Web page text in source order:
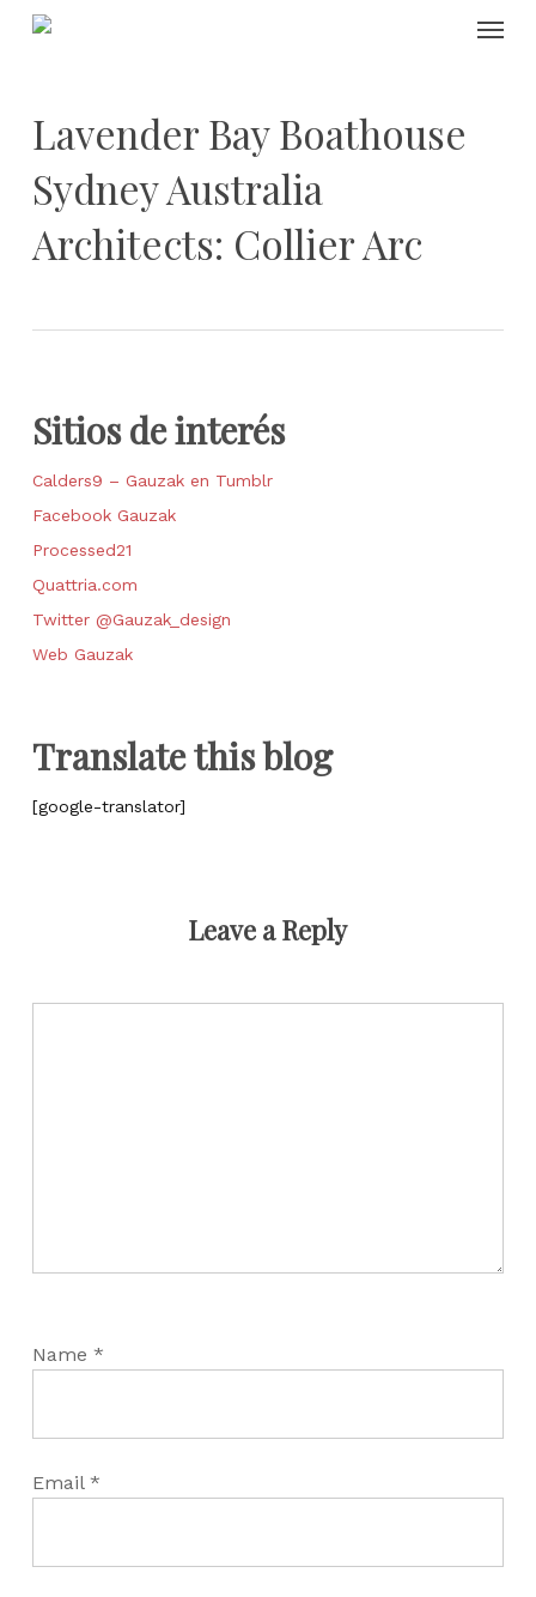
Skip
Lavender Bay Boathouse
Sydney Australia
Architects: Collier Arc
Sitios de interés
Calders9 – Gauzak en Tumblr
Facebook Gauzak
Processed21
Quattria.com
Twitter @Gauzak_design
Web Gauzak
Translate this blog
[google-translator]
Leave a Reply
Name *
Email *